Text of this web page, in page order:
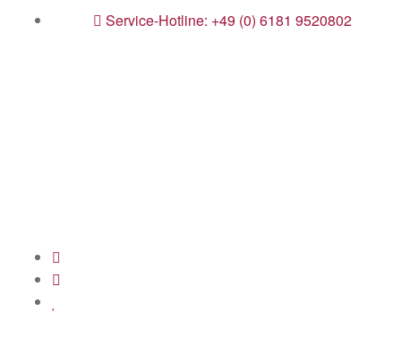
Service-Hotline: +49 (0) 6181 9520802